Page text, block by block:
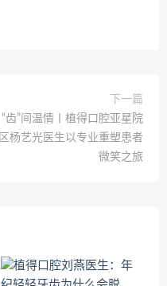
下一篇
“齿”间温情丨植得口腔亚星院
区杨艺光医生以专业重塑患者
微笑之旅